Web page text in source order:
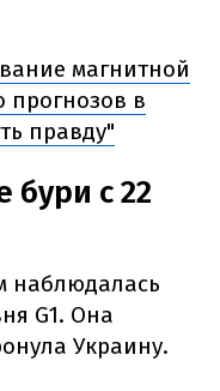
магнитной
прогнозов в
правду"
с 22
наблюдалась
G1. Она
Украину.